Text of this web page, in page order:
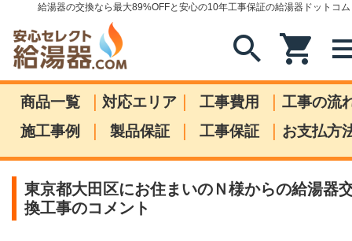
給湯器の交換なら最大89%OFFと安心の10年工事保証の給湯器ドットコム
search shopping_cart
商品一覧 | 対応エリア | 工事費用 | 工事の流
施工事例
| 製品保証 | 工事保証 | お支払方
東京都大田区にお住まいのＮ様からの給湯器
換工事のコメント